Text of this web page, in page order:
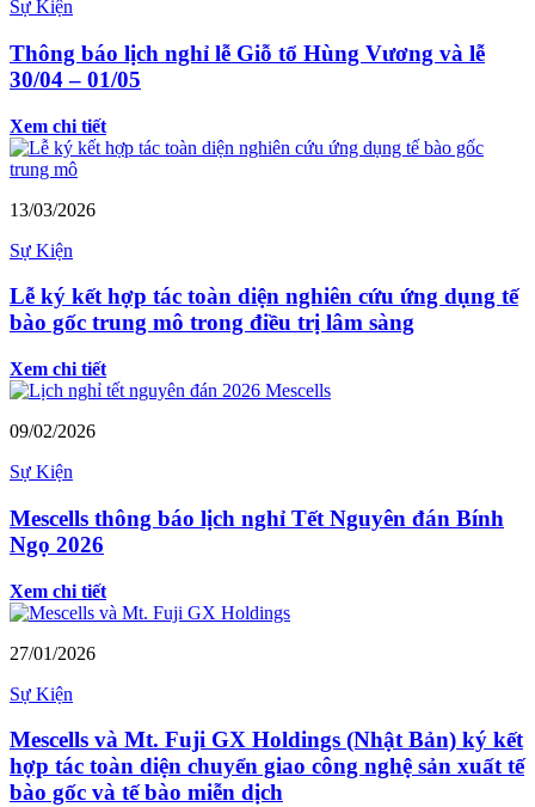
Sự Kiện
Thông báo lịch nghỉ lễ Giỗ tổ Hùng Vương và lễ
30/04 – 01/05
Xem chi tiết
13/03/2026
Sự Kiện
Lễ ký kết hợp tác toàn diện nghiên cứu ứng dụng tế
bào gốc trung mô trong điều trị lâm sàng
Xem chi tiết
09/02/2026
Sự Kiện
Mescells thông báo lịch nghỉ Tết Nguyên đán Bính
Ngọ 2026
Xem chi tiết
27/01/2026
Sự Kiện
Mescells và Mt. Fuji GX Holdings (Nhật Bản) ký kết
hợp tác toàn diện chuyển giao công nghệ sản xuất tế
bào gốc và tế bào miễn dịch